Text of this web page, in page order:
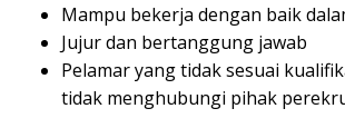
Mampu bekerja dengan baik
Jujur dan bertanggung jawab
Pelamar yang tidak sesuai
tidak menghubungi pihak